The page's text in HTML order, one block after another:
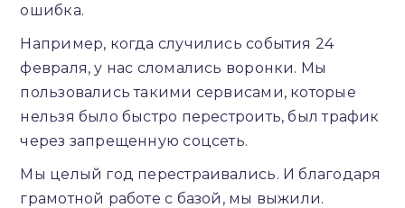
ошибка.
Например, когда случились события 24
февраля, у нас сломались воронки. Мы
пользовались такими сервисами, которые
нельзя было быстро перестроить, был трафик
через запрещенную соцсеть.
Мы целый год перестраивались. И благодаря
грамотной работе с базой, мы выжили.